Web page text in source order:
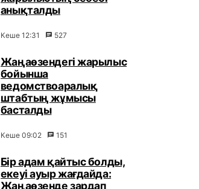
анықталды
Кеше 12:31 527
Жаңаөзендегі жарылыс
бойынша
ведомствоаралық
штабтың жұмысы
басталды
Кеше 09:02 151
Бір адам қайтыс болды,
екеуі ауыр жағдайда:
Жаңаөзенде зардап